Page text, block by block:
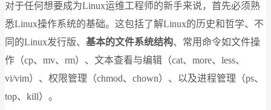
对于任何想要成为Linux运维工程师的新手来说，首先必须熟
悉Linux操作系统的基础。这包括了解Linux的历史和哲学、不
同的Linux发行版、 基本的文件系统结构、常用命令如文件操
作（cp、mv、rm）、文本查看与编辑（cat、more、less、
vi/vim）、权限管理（chmod、chown）、以及进程管理（ps、
top、kill）。